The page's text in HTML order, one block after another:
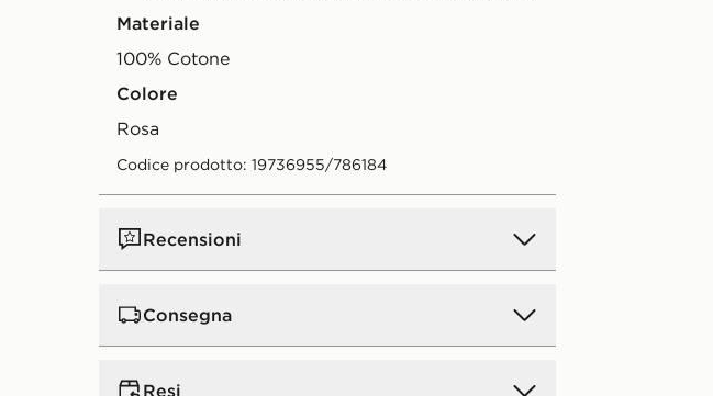
Materiale
100% Cotone
Colore
rosa
Codice prodotto: 19736955/786184
Recensioni
Consegna
Consegna standard a domicilio:
per
Resi